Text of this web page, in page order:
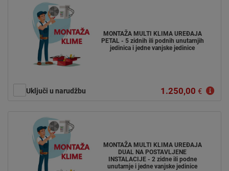
MONTAŽA MULTI KLIMA UREĐAJA
PETAL - 5 zidnih ili podnih unutarnjih
jedinica i jedne vanjske jedinice
Uključi u narudžbu 1.250,00 €
MONTAŽA MULTI KLIMA UREĐAJA
DUAL NA POSTAVLJENE
INSTALACIJE - 2 zidne ili podne
unutarnje i jedne vanjske jedinice